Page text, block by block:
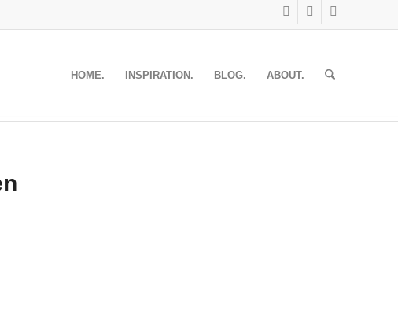
HOME. INSPIRATION. BLOG. ABOUT.